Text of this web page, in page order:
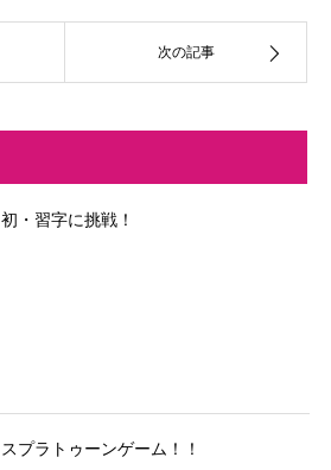
次の記事
初・習字に挑戦！
スプラトゥーンゲーム！！